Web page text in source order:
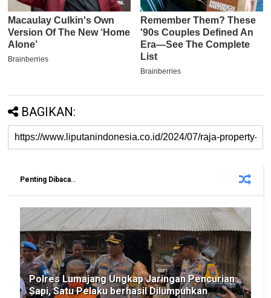
BAGIKAN:
Penting Dibaca..
Polres Lumajang Ungkap Jaringan Pencurian
Sapi, Satu Pelaku berhasil Dilumpuhkan